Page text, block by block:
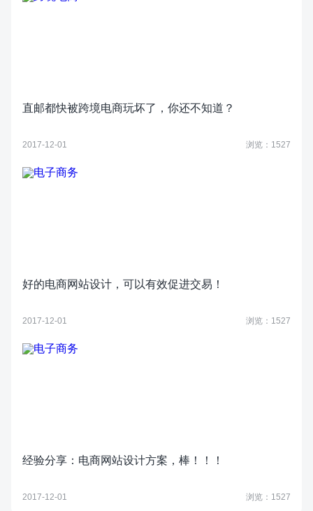
直邮都快被跨境电商玩坏了，你还不知道？
2017-12-01 浏览：1527
好的电商网站设计，可以有效促进交易！
2017-12-01 浏览：1527
经验分享：电商网站设计方案，棒！！！
2017-12-01 浏览：1527